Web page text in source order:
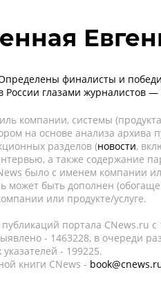
финалисты и
России глазами журналистов —
компании, системы
на основе анализа
разделов (новости,
а также содержание
было с именем компании
может быть дополнен
или продукте/услуге.
портала CNews.ru c
- 1463228, в очереди
- 199225.
книги CNews -